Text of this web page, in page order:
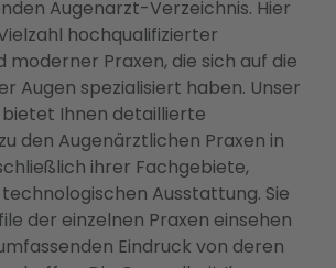
Augenarzt-Verzeichnis. Hier
hochqualifizierter
moderner Praxen, die sich auf die
Augen spezialisiert haben. Unser
Ihnen detaillierte
den Augenärztlichen Praxen in
ihrer Fachgebiete,
Ausstattung. Sie
der einzelnen Praxen einsehen
Eindruck von deren